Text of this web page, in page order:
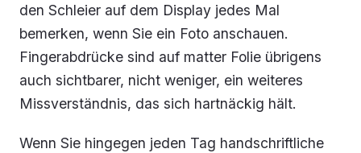
den Schleier auf dem Display jedes Mal
bemerken, wenn Sie ein Foto anschauen.
Fingerabdrücke sind auf matter Folie übrigens
auch sichtbarer, nicht weniger, ein weiteres
Missverständnis, das sich hartnäckig hält.
Wenn Sie hingegen jeden Tag handschriftliche